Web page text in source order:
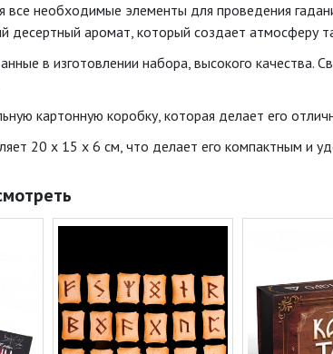
необходимые элементы для проведения
десертный аромат, который создает атмосферу
в изготовлении набора, высокого качества.
картонную коробку, которая делает его
20 х 15 х 6 см, что делает его компактным и